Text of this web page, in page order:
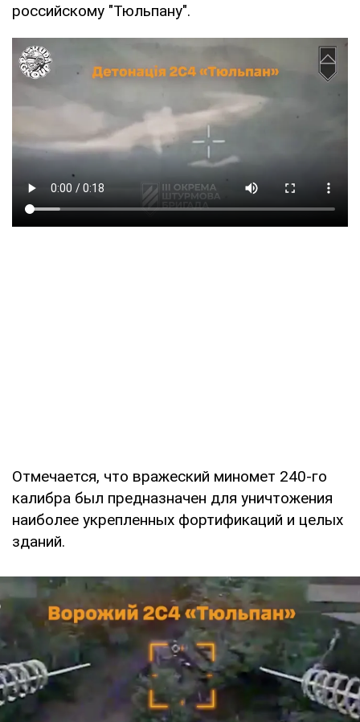
российскому "Тюльпану".
Отмечается, что вражеский миномет 240-го
калибра был предназначен для уничтожения
наиболее укрепленных фортификаций и целых
зданий.